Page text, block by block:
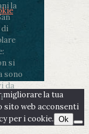
la
di
si
sono
da
migliorare la tua
sito web acconsenti
per i cookie. Ok